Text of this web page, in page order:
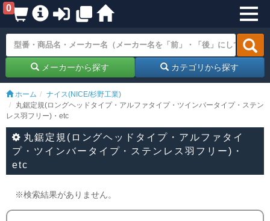
0
メーカーから探す カテゴリから探す
ホーム
ナイス(NICE/杉野工業)
丸鋸定規(ロングヘッドタイプ・アルファタイプ・ツインバータイプ・ステン
レス羽フリー)・etc
丸鋸定規(ロングヘッドタイプ・アルファタイ
プ・ツインバータイプ・ステンレス羽フリー)・
etc
※検索結果がありません。